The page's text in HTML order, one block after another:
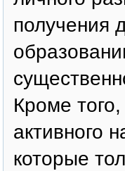
получения
Кроме
активного
которые